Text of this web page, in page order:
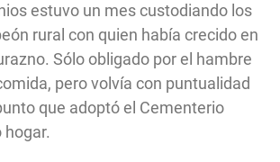
estuvo un mes custodiando los
rural con quien había crecido en
Sólo obligado por el hambre
pero volvía con puntualidad
que adoptó el Cementerio
hogar.